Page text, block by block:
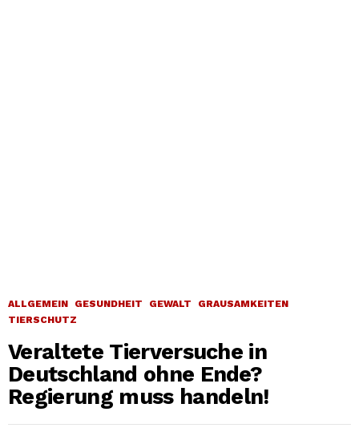
ALLGEMEIN GESUNDHEIT GEWALT
GRAUSAMKEITEN
TIERSCHUTZ
Veraltete Tierversuche in
Deutschland ohne Ende?
Regierung muss handeln!